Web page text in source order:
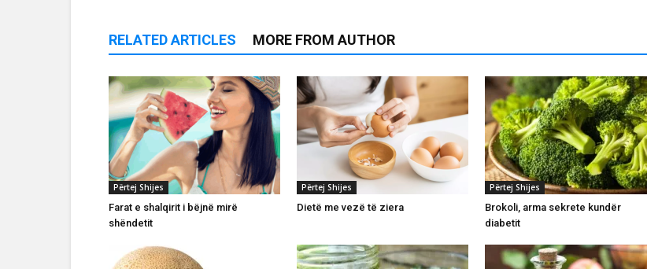
RELATED ARTICLES MORE FROM AUTHOR
Përtej Shijes
Farat e shalqirit i bëjnë mirë
shëndetit
Përtej Shijes
Dietë me vezë të ziera
Përtej Shijes
Brokoli, arma sekrete kundër
diabetit